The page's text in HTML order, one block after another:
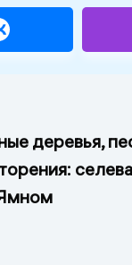
деревья,
Ямном